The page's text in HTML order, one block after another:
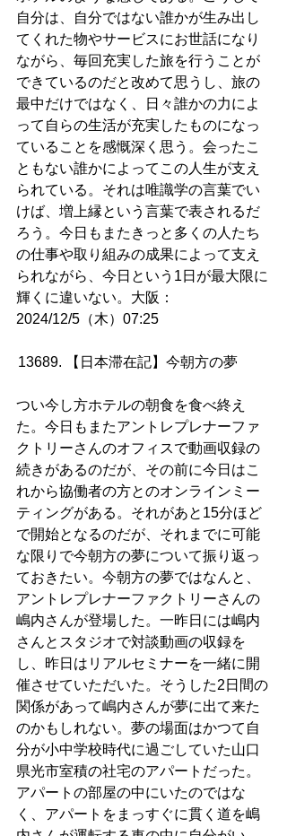
自分は、自分ではない誰かが生み出し
てくれた物やサービスにお世話になり
ながら、毎回充実した旅を行うことが
できているのだと改めて思うし、旅の
最中だけではなく、日々誰かの力によ
って自らの生活が充実したものになっ
ていることを感慨深く思う。会ったこ
ともない誰かによってこの人生が支え
られている。それは唯識学の言葉でい
けば、増上縁という言葉で表されるだ
ろう。今日もまたきっと多くの人たち
の仕事や取り組みの成果によって支え
られながら、今日という1日が最大限に
輝くに違いない。大阪：
2024/12/5（木）07:25
13689. 【日本滞在記】今朝方の夢
つい今し方ホテルの朝食を食べ終え
た。今日もまたアントレプレナーファ
クトリーさんのオフィスで動画収録の
続きがあるのだが、その前に今日はこ
れから協働者の方とのオンラインミー
ティングがある。それがあと15分ほど
で開始となるのだが、それまでに可能
な限りで今朝方の夢について振り返っ
ておきたい。今朝方の夢ではなんと、
アントレプレナーファクトリーさんの
嶋内さんが登場した。一昨日には嶋内
さんとスタジオで対談動画の収録を
し、昨日はリアルセミナーを一緒に開
催させていただいた。そうした2日間の
関係があって嶋内さんが夢に出て来た
のかもしれない。夢の場面はかつて自
分が小中学校時代に過ごしていた山口
県光市室積の社宅のアパートだった。
アパートの部屋の中にいたのではな
く、アパートをまっすぐに貫く道を嶋